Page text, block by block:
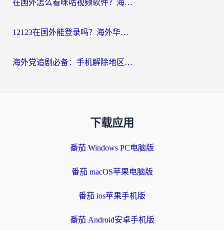
在国外怎么看咪咕视频软件？海外党亲测有效的回国加速方案
12123在国外能登录吗？海外华人必看的回国加速实用指南
海外党追剧必备：手机解除地区限制app怎么选？解决央视视频&国内剧地区限制全指南
下载应用
番茄 Windows PC电脑版
番茄 macOS苹果电脑版
番茄 ios苹果手机版
番茄 Android安卓手机版